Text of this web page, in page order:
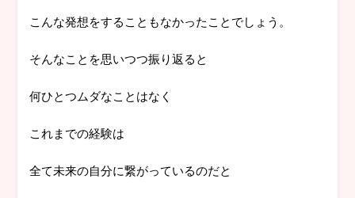
こんな発想をすることもなかったことでしょう。
そんなことを思いつつ振り返ると
何ひとつムダなことはなく
これまでの経験は
全て未来の自分に繋がっているのだと